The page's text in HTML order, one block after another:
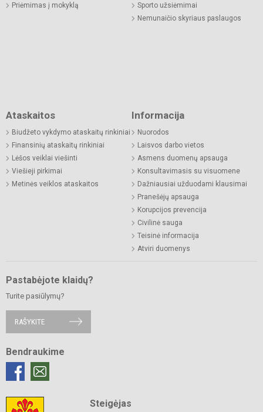
Priėmimas į mokyklą
Sporto užsiėmimai
Nemunaičio skyriaus paslaugos
Ataskaitos
Biudžeto vykdymo ataskaitų rinkiniai
Finansinių ataskaitų rinkiniai
Lėšos veiklai viešinti
Viešieji pirkimai
Metinės veiklos ataskaitos
Informacija
Nuorodos
Laisvos darbo vietos
Asmens duomenų apsauga
Konsultavimasis su visuomene
Dažniausiai užduodami klausimai
Pranešėjų apsauga
Korupcijos prevencija
Civilinė sauga
Teisinė informacija
Atviri duomenys
Pastabėjote klaidų?
Turite pasiūlymų?
RAŠYKITE
Bendraukime
Steigėjas